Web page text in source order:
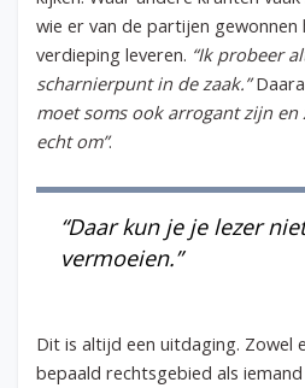
wie er van de partijen
verdieping leveren. “Ik probeer
scharnierpunt in de zaak.”
moet soms ook arrogant zijn en
echt om”.
“Daar kun je je lezer
vermoeien.”
Dit is altijd een uitdaging. Zowel
bepaald rechtsgebied als